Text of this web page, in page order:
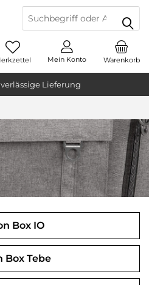
Lieferung
Warenkorb
Mein Konto
Box IO
Box Tebe